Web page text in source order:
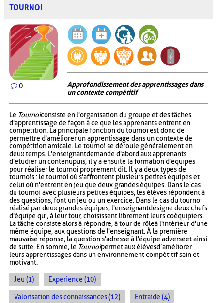
TOURNOI
0
Approfondissement des apprentissages dans
un contexte compétitif
Le Tournoiconsiste en l'organisation du groupe et des tâches
d'apprentissage de façon à ce que les apprenants entrent en
compétition. La principale fonction du tournoi est donc de
permettre d'améliorer un apprentissage dans un contexte de
compétition amicale. Le tournoi se déroule généralement en
deux temps. L'enseignant demande d'abord aux apprenants
d'étudier un contenu puis, il y a ensuite la formation d'équipes
pour réaliser le tournoi proprement dit. Il y a deux types de
tournois : le tournoi où s'affrontent plusieurs petites équipes et
celui où n'entrent en jeu que deux grandes équipes. Dans le cas
du tournoi avec plusieurs petites équipes, les élèves répondent à
des questions, font un jeu ou un exercice. Dans le cas du tournoi
réalisé par deux grandes équipes, l'enseignant désigne deux chefs
d'équipe qui, à leur tour, choisissent librement leurs coéquipiers.
La tâche consiste alors à répondre, à tour de rôle à l'intérieur d'une
même équipe, aux questions de l'enseignant. À la première
mauvaise réponse, la question s'adresse à l'équipe adverse et ainsi
de suite. En somme, le Tournoipermet aux élèves d’améliorer
leurs apprentissages dans un environnement compétitif sain et
motivant.
Jeu (1) Expérience (10)
Valorisation des connaissances (12) Entraide (4)